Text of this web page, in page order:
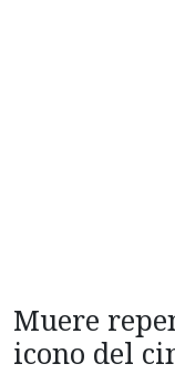
Muere
icono del